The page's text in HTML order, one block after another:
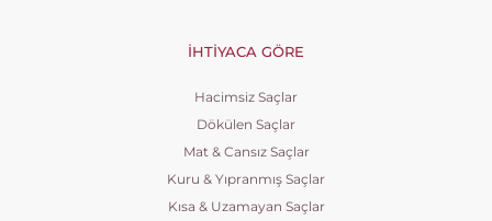
İHTIYACA GÖRE
Hacimsiz Saçlar
Dökülen Saçlar
Mat & Cansız Saçlar
Kuru & Yıpranmış Saçlar
Kısa & Uzamayan Saçlar